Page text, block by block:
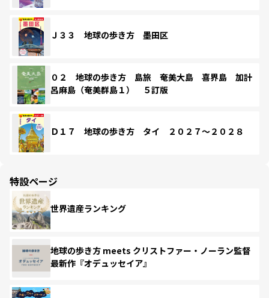
Ｊ３３ 地球の歩き方 墨田区
０２ 地球の歩き方 島旅 奄美大島 喜界島 加計
呂麻島（奄美群島１） ５訂版
Ｄ１７ 地球の歩き方 タイ ２０２７～２０２８
特設ページ
世界遺産ランキング
地球の歩き方 meets クリストファー・ノーラン監督
最新作『オデュッセイア』